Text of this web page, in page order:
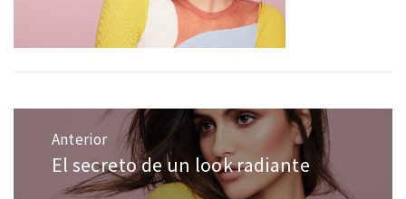
Navegación
entradas
Anterior
Entrada
anterior:
El secreto de un look radiante